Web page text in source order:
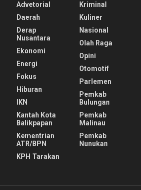
Advetorial
Daerah
Derap
Nusantara
Ekonomi
Energi
Fokus
Hiburan
IKN
Kantah Kota
Balikpapan
Kementrian
ATR/BPN
KPH Tarakan
Kriminal
Kuliner
Nasional
Olah Raga
Opini
Otomotif
Parlemen
Pemkab
Bulungan
Pemkab
Malinau
Pemkab
Nunukan